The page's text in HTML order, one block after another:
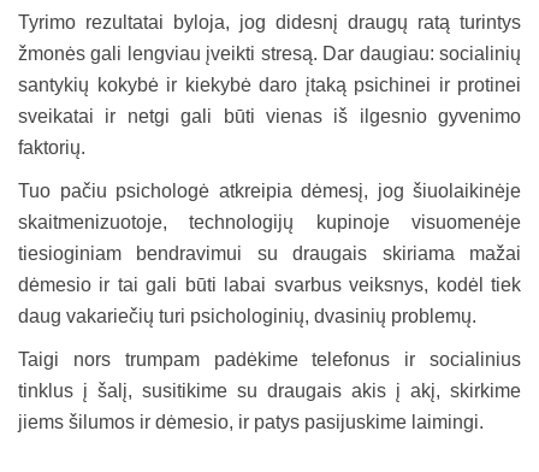
Tyrimo rezultatai byloja, jog didesnį draugų ratą turintys
žmonės gali lengviau įveikti stresą. Dar daugiau: socialinių
santykių kokybė ir kiekybė daro įtaką psichinei ir protinei
sveikatai ir netgi gali būti vienas iš ilgesnio gyvenimo
faktorių.
Tuo pačiu psichologė atkreipia dėmesį, jog šiuolaikinėje
skaitmenizuotoje, technologijų kupinoje visuomenėje
tiesioginiam bendravimui su draugais skiriama mažai
dėmesio ir tai gali būti labai svarbus veiksnys, kodėl tiek
daug vakariečių turi psichologinių, dvasinių problemų.
Taigi nors trumpam padėkime telefonus ir socialinius
tinklus į šalį, susitikime su draugais akis į akį, skirkime
jiems šilumos ir dėmesio, ir patys pasijuskime laimingi.